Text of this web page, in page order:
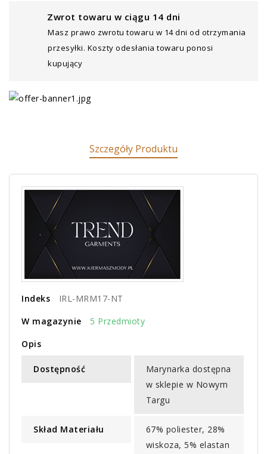
Zwrot towaru w ciągu 14 dni
Masz prawo zwrotu towaru w 14 dni od otrzymania
przesyłki. Koszty odesłania towaru ponosi
kupujący
Szczegóły Produktu
Indeks
IRL-MRM17-NT
W magazynie
5 Przedmioty
Opis
Dostępność
Marynarka dostępna
w sklepie w Nowym
Targu
Skład Materiału
67% poliester, 28%
wiskoza, 5% elastan